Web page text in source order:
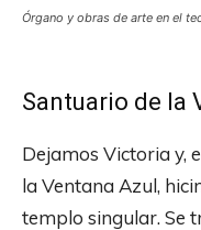
Órgano y obras de arte en el
Santuario de la
Dejamos Victoria y,
la Ventana Azul,
templo singular. Se